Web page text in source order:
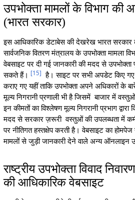
उपभोक्ता मामलों के विभाग की
(भारत सरकार)
इस आधिकारिक डेटाबेस की देखरेख भारत सरकार
सार्वजनिक वितरण मंत्रालय के उपभोक्ता मामला
वेबसाइट पर दी गई जानकारी की मदद से
सकते हैं। [15] है। साइट पर सभी अपडेट किए
कराए गए यहीं ताकि उपभोक्ता अपने अधिकारों के
मूल्य निगरानी प्रणाली भी है जिसमें बाजार में
इन कीमतों का विश्लेषण मूल्य निगरानी प्रभाग
मदद से सरकार ज़रूरी वस्तुओं की उपलब्धता में
पर नीतिगत हस्तक्षेप करती है। वेबसाइट का होमपेज
मामलों से जुड़ी जानकारी देने वाले अन्य ऑनलाइन
राष्ट्रीय उपभोक्ता विवाद
की आधिकारिक वेबसाइट